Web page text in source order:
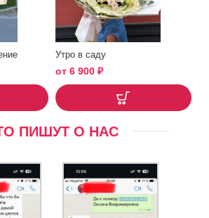
Утро в саду
от 6 900 ₽
ПИШУТ О НАС